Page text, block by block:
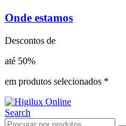
Onde estamos
Descontos de
até 50%
em produtos selecionados *
Search